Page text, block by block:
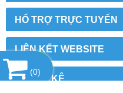
HỔ TRỢ TRỰC TUYẾN
LIÊN KẾT WEBSITE
THỐNG KÊ
(0)